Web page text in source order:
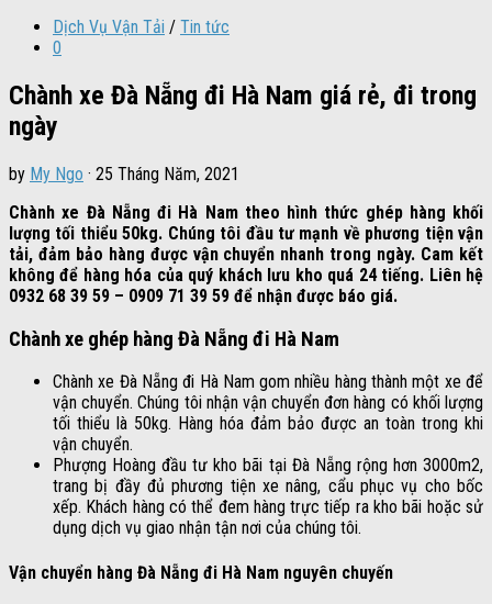
Dịch Vụ Vận Tải / Tin tức
0
Chành xe Đà Nẵng đi Hà Nam giá rẻ, đi trong
ngày
by My Ngo · 25 Tháng Năm, 2021
Chành xe Đà Nẵng đi Hà Nam theo hình thức ghép hàng khối
lượng tối thiểu 50kg. Chúng tôi đầu tư mạnh về phương tiện vận
tải, đảm bảo hàng được vận chuyển nhanh trong ngày. Cam kết
không để hàng hóa của quý khách lưu kho quá 24 tiếng. Liên hệ
0932 68 39 59 – 0909 71 39 59 để nhận được báo giá.
Chành xe ghép hàng Đà Nẵng đi Hà Nam
Chành xe Đà Nẵng đi Hà Nam gom nhiều hàng thành một xe để
vận chuyển. Chúng tôi nhận vận chuyển đơn hàng có khối lượng
tối thiểu là 50kg. Hàng hóa đảm bảo được an toàn trong khi
vận chuyển.
Phượng Hoàng đầu tư kho bãi tại Đà Nẵng rộng hơn 3000m2,
trang bị đầy đủ phương tiện xe nâng, cẩu phục vụ cho bốc
xếp. Khách hàng có thể đem hàng trực tiếp ra kho bãi hoặc sử
dụng dịch vụ giao nhận tận nơi của chúng tôi.
Vận chuyển hàng Đà Nẵng đi Hà Nam nguyên chuyến